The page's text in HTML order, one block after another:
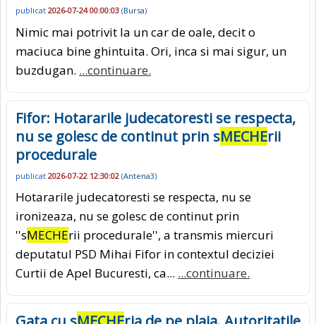
publicat 2026-07-24 00:00:03 (Bursa)
Nimic mai potrivit la un car de oale, decit o
maciuca bine ghintuita. Ori, inca si mai sigur, un
buzdugan. ...continuare.
Fifor: Hotararile judecatoresti se respecta,
nu se golesc de continut prin sMECHErii
procedurale
publicat 2026-07-22 12:30:02 (Antena3)
Hotararile judecatoresti se respecta, nu se
ironizeaza, nu se golesc de continut prin
''sMECHErii procedurale'', a transmis miercuri
deputatul PSD Mihai Fifor in contextul deciziei
Curtii de Apel Bucuresti, ca... ...continuare.